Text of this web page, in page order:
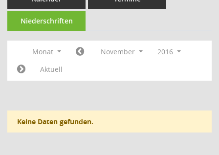
Niederschriften
Monat November
2016
Aktuell
Keine Daten gefunden.